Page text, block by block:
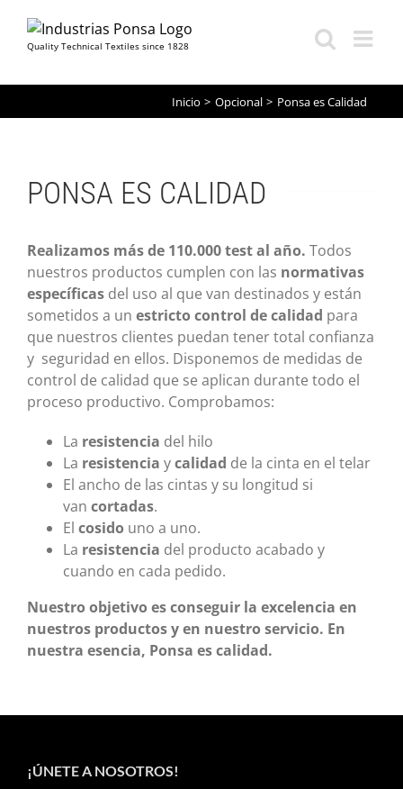
Saltar
Quality Technical Textiles since 1828
Inicio Opcional Ponsa es Calidad
PONSA ES CALIDAD
Realizamos más de 110.000 test al año. Todos
nuestros productos cumplen con las normativas
específicasdel uso al que van destinados y están
sometidos a un estricto control de calidad para
que nuestros clientes puedan tener total confianza
y seguridad en ellos. Disponemos de medidas de
control de calidad que se aplican durante todo el
proceso productivo. Comprobamos:
La resistencia del hilo
La resistencia ycalidad de la cinta en el telar
El ancho de las cintas y su longitud si
van cortadas.
El cosido uno a uno.
La resistencia del producto acabado y
cuando en cada pedido.
Nuestro objetivo es conseguir la excelencia en
nuestros productos y en nuestro servicio. En
nuestra esencia, Ponsa es calidad.
¡ÚNETE A NOSOTROS!